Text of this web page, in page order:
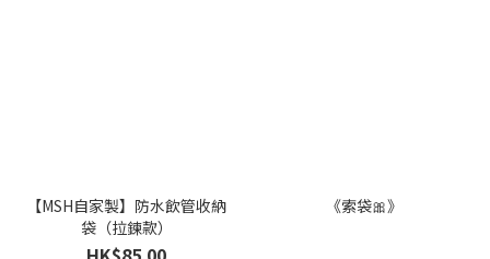
【MSH自家製】防水飲管收納
袋（拉鍊款）
《索袋🎀》